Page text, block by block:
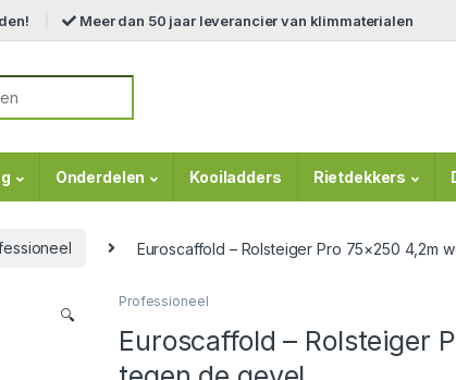
Meer dan 50 jaar leverancier van klimmaterialen
Onderdelen Kooiladders Rietdekkers
Euroscaffold – Rolsteiger Pro 75×250 4,2m
🔍
Professioneel
Euroscaffold – Rolsteiger